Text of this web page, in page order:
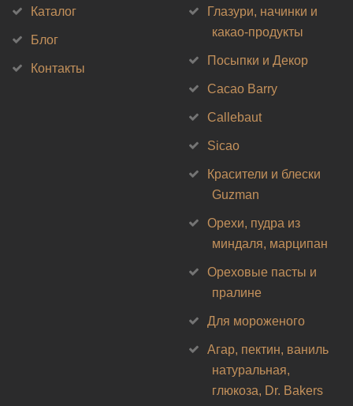
Каталог
Блог
Контакты
Глазури, начинки и
какао-продукты
Посыпки и Декор
Cacao Barry
Callebaut
Sicao
Красители и блески
Guzman
Орехи, пудра из
миндаля, марципан
Ореховые пасты и
пралине
Для мороженого
Агар, пектин, ваниль
натуральная,
глюкоза, Dr. Bakers